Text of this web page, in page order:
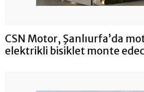
CSN Motor, Şanlıurfa’da
elektrikli bisiklet monte